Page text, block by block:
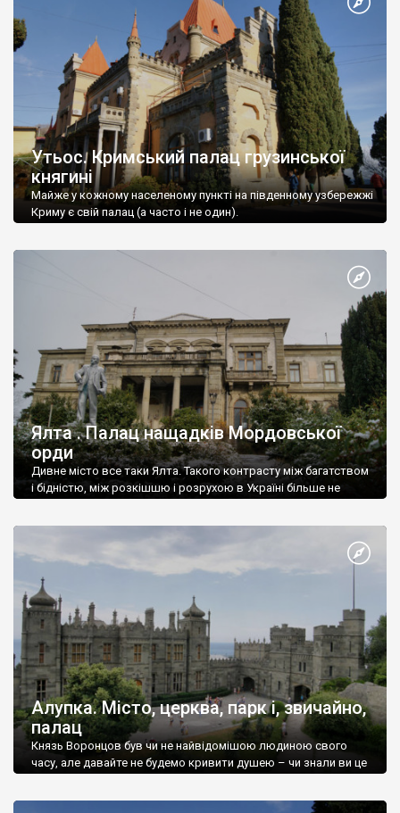
Утьос. Кримський палац грузинської
княгині
Майже у кожному населеному пункті на південному узбережжі
Криму є свій палац (а часто і не один).
Ялта . Палац нащадків Мордовської
орди
Дивне місто все таки Ялта. Такого контрасту між багатством
і бідністю, між розкішшю і розрухою в Україні більше не
Алупка. Місто, церква, парк і, звичайно,
палац
Князь Воронцов був чи не найвідомішою людиною свого
часу, але давайте не будемо кривити душею – чи знали ви це